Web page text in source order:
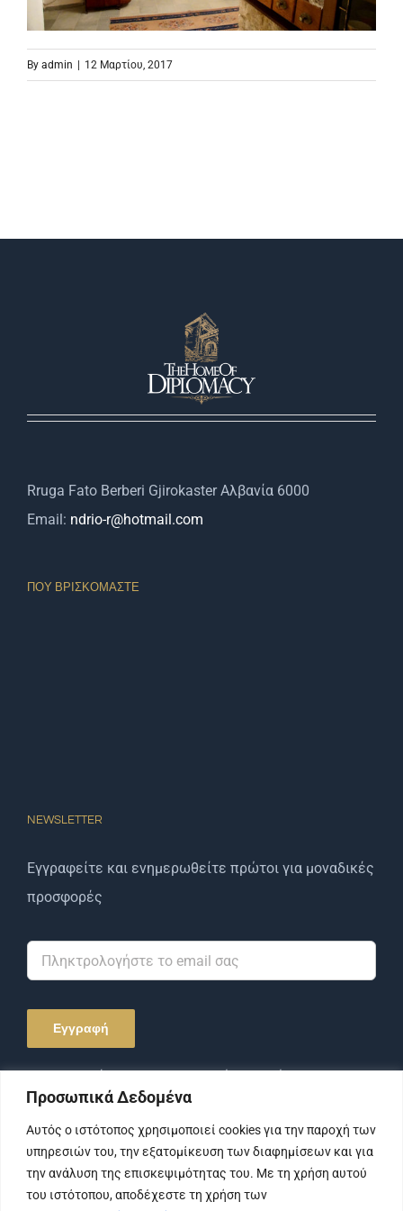
Προσωπικά Δεδομένα
Αυτός ο ιστότοπος χρησιμοποιεί cookies για την παροχή των
υπηρεσιών του, την εξατομίκευση των διαφημίσεων και για
την ανάλυση της επισκεψιμότητας του. Με τη χρήση αυτού
του ιστότοπου, αποδέχεστε τη χρήση των
By admin | 12 Μαρτίου, 2017
Rruga Fato Berberi Gjirokaster Αλβανία 6000
Email: ndrio-r@hotmail.com
ΠΟΥ ΒΡΙΣΚΌΜΑΣΤΕ
NEWSLETTER
Εγγραφείτε και ενημερωθείτε πρώτοι για μοναδικές
προσφορές
Αποδέχομαι την Πολιτική Απορρήτου και τους
Όρους Χρήσης.